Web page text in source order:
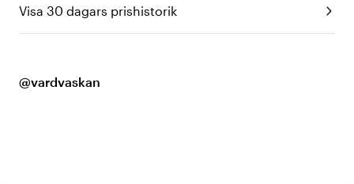
Visa 30 dagars prishistorik
@vardvaskan